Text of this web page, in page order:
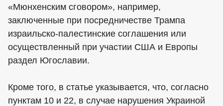
«Мюнхенским сговором», например,
заключенные при посредничестве Трампа
израильско-палестинские соглашения или
осуществленный при участии США и Европы
раздел Югославии.
Кроме того, в статье указывается, что, согласно
пунктам 10 и 22, в случае нарушения Украиной